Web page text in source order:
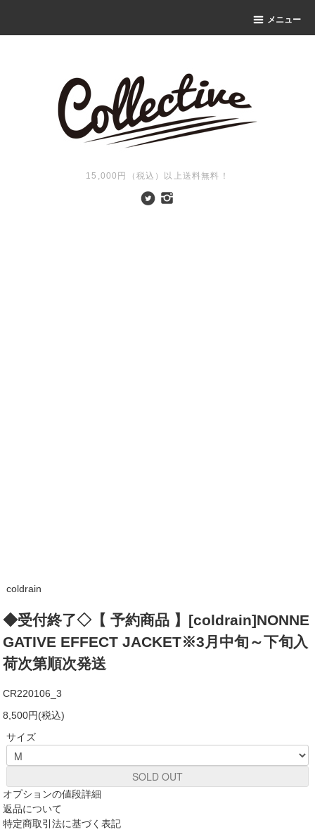
メニュー
15,000円（税込）以上送料無料！
coldrain
◆受付終了◇【 予約商品 】[coldrain]NONNE
GATIVE EFFECT JACKET※3月中旬～下旬入
荷次第順次発送
CR220106_3
8,500円(税込)
サイズ
SOLD OUT
オプションの値段詳細
返品について
特定商取引法に基づく表記